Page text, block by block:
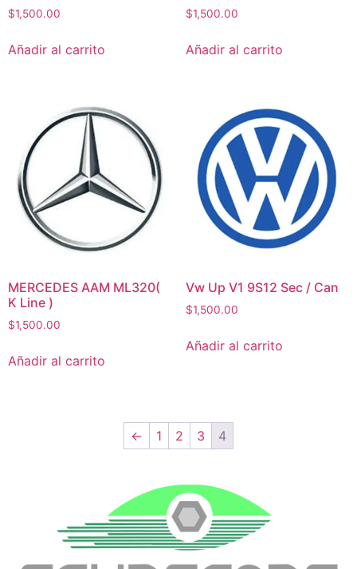
$1,500.00
Añadir al carrito
$1,500.00
Añadir al carrito
MERCEDES AAM ML320(
K Line )
$1,500.00
Añadir al carrito
Vw Up V1 9S12 Sec / Can
$1,500.00
Añadir al carrito
← 1 2 3 4